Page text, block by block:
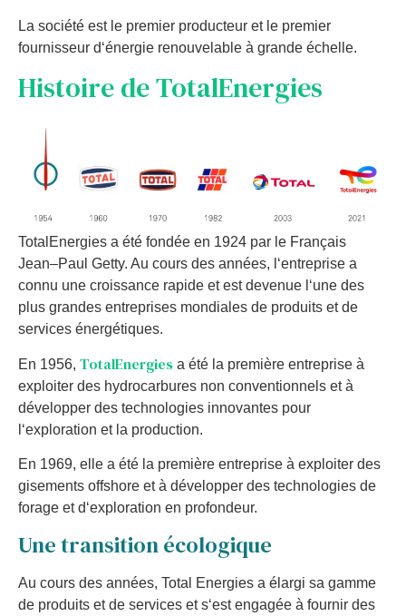
La société estle premier producteur etle premier
fournisseur d‘énergie renouvel able à grande échel le.
HistoiredeTotalEnergies
Total Energies a été fondée en 1924 par le Français
Jean–Paul Getty. Au cours des années, ‘entreprise a
connu une croissance rapide etestdevenue ‘une des
plus grandes entreprises mondial es de produits etde
services énergétiques.
En 1956, TotalEnergies a été la première entreprise à
exploiter des hydrocarbures non conventionnels età
dével opper des technologies innovantes pour
‘expl oration etla production.
En 1969, el le a été la première entreprise à exploiter des
gisements offshore età dével opper des technologies de
forage etd‘expl oration en profondeur.
Une transition écologique
Au cours des années, Total Energies a é largi sa gamme
de produits etde services ets‘estengagée à fournir des